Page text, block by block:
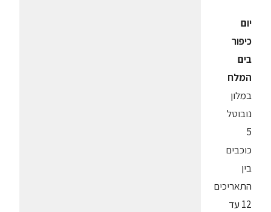
יום
כיפור
בים
המלח
במלון
נובוטל
5
כוכבים
בין
התאריכים
12 עד